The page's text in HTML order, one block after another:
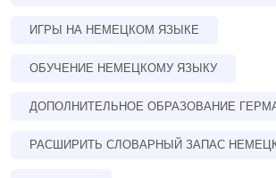
ИГРЫ НА НЕМЕЦКОМ ЯЗЫКЕ
ОБУЧЕНИЕ НЕМЕЦКОМУ ЯЗЫКУ
ДОПОЛНИТЕЛЬНОЕ ОБРАЗОВАНИЕ
РАСШИРИТЬ СЛОВАРНЫЙ ЗАПАС